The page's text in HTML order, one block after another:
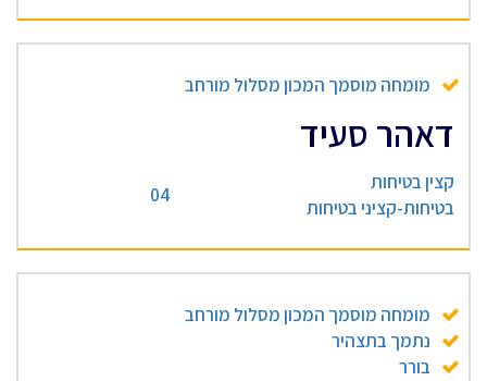
מומחה מוסמך המכון מסלול מורחב
דאהר סעיד
קצין בטיחות
בטיחות-קציני בטיחות
04
מומחה מוסמך המכון מסלול מורחב
נתמך בתצהיר
בורר